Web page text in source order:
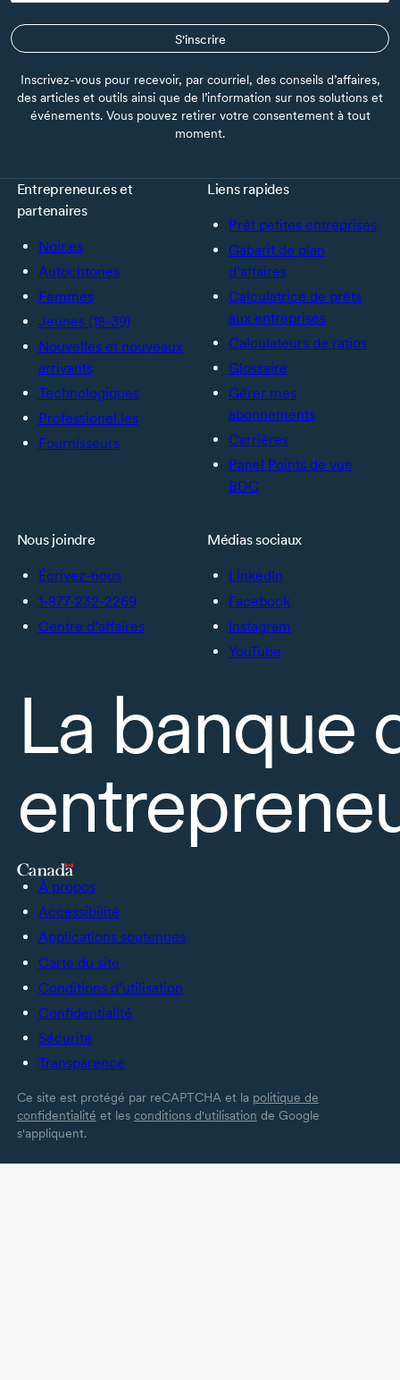
S'inscrire
Inscrivez-vous pour recevoir, par courriel, des conseils d’affaires,
des articles et outils ainsi que de l’information sur nos solutions et
événements. Vous pouvez retirer votre consentement à tout
moment.
Entrepreneur.es et
partenaires
Noir.es
Autochtones
Femmes
Jeunes (18-39)
Nouvelles et nouveaux
arrivants
Technologiques
Professionel.les
Fournisseurs
Liens rapides
Prêt petites entreprises
Gabarit de plan
d’affaires
Calculatrice de prêts
aux entreprises
Calculateurs de ratios
Glossaire
Gérer mes
abonnements
Carrières
Panel Points de vue
BDC
Nous joindre
Écrivez-nous
1-877-232-2269
Centre d’affaires
Médias sociaux
LinkedIn
Facebook
Instagram
YouTube
La banque
À propos
Accessibilité
Applications soutenues
Carte du site
Conditions d’utilisation
Confidentialité
Sécurité
Transparence
Ce site est protégé par reCAPTCHA et la politique de
confidentialité et les conditions d'utilisation de Google
s'appliquent.